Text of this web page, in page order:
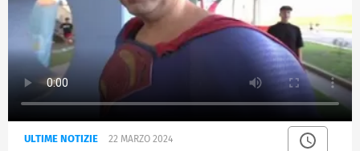
ULTIME NOTIZIE 22 MARZO 2024